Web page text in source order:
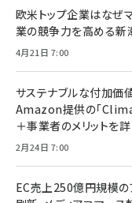
欧米トップ企業はなぜ
業の競争力を高める新
4月21日 7:00
サステナブルな付加価
Amazon提供の「
＋事業者のメリットを
2月24日 7:00
EC売上250億円規模